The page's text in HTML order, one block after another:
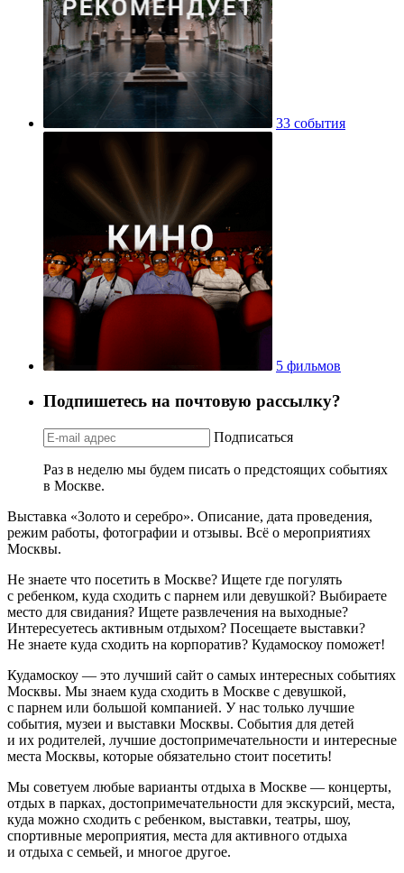
33 события
5 фильмов
Подпишетесь на почтовую рассылку?
Подписаться
Раз в неделю мы будем писать о предстоящих событиях
в Москве.
Выставка «Золото и серебро». Описание, дата проведения,
режим работы, фотографии и отзывы. Всё о мероприятиях
Москвы.
Не знаете что посетить в Москве? Ищете где погулять
с ребенком, куда сходить с парнем или девушкой? Выбираете
место для свидания? Ищете развлечения на выходные?
Интересуетесь активным отдыхом? Посещаете выставки?
Не знаете куда сходить на корпоратив? Кудамоскоу поможет!
Кудамоскоу — это лучший сайт о самых интересных событиях
Москвы. Мы знаем куда сходить в Москве с девушкой,
с парнем или большой компанией. У нас только лучшие
события, музеи и выставки Москвы. События для детей
и их родителей, лучшие достопримечательности и интересные
места Москвы, которые обязательно стоит посетить!
Мы советуем любые варианты отдыха в Москве — концерты,
отдых в парках, достопримечательности для экскурсий, места,
куда можно сходить с ребенком, выставки, театры, шоу,
спортивные мероприятия, места для активного отдыха
и отдыха с семьей, и многое другое.